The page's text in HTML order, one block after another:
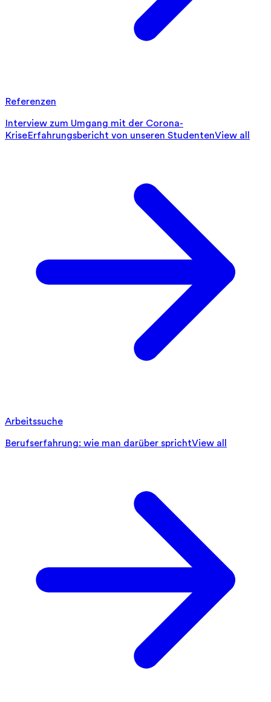
Referenzen
Interview zum Umgang mit der Corona-
KriseErfahrungsbericht von unseren StudentenView all
Arbeitssuche
Berufserfahrung: wie man darüber sprichtView all